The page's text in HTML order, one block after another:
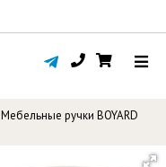
Мебельные ручки BOYARD